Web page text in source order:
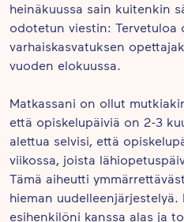
heinäkuussa sain kuitenkin
odotetun viestin: Tervetuloa
varhaiskasvatuksen
vuoden elokuussa.
Matkassani on ollut
että opiskelupäiviä on 2-3
alettua selvisi, että
viikossa, joista
Tämä aiheutti
hieman uudelleenjärjestelyä.
esihenkilöni kanssa alas ja